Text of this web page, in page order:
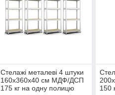
Стелажі металеві 4 штуки
160х360х40 см МДФ/ДСП
175 кг на одну полицю
150